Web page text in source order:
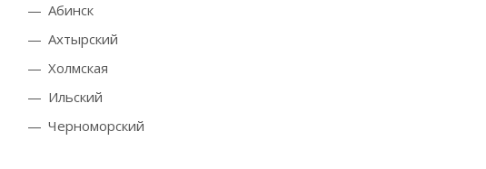
Абинск
Ахтырский
Холмская
Ильский
Черноморский